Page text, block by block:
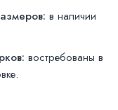
в наличии
востребованы в